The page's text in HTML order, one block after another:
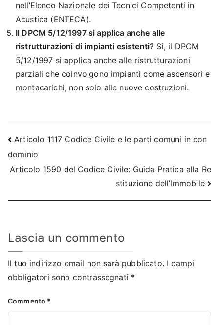
nell’Elenco Nazionale dei Tecnici Competenti in
Acustica (ENTECA).
Il DPCM 5/12/1997 si applica anche alle
ristrutturazioni di impianti esistenti? Sì, il DPCM
5/12/1997 si applica anche alle ristrutturazioni
parziali che coinvolgono impianti come ascensori e
montacarichi, non solo alle nuove costruzioni.
Navigazione
articoli
Articolo 1117 Codice Civile e le parti comuni in con
dominio
Articolo 1590 del Codice Civile: Guida Pratica alla Re
stituzione dell’Immobile
Lascia un commento
Il tuo indirizzo email non sarà pubblicato. I campi
obbligatori sono contrassegnati *
Commento *